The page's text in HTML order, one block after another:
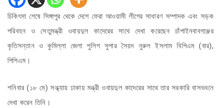
চিকিৎসা শেষে সিঙ্গাপুর থেকে দেশে ফেরা আওয়ামী লীগের সাধারণ সম্পাদক এবং সড়ক
পরিবহন ও সেতুমন্ত্রী ওবায়দুল কাদেরের সাথে দেখা করেছেন চাঁপাইনবাবগঞ্জের
কৃতিসন্তান ও কুমিল্লা জেলা পুলিশ সুপার সৈয়দ নুরুল ইসলাম বিপিএম (বার),
পিপিএম।
শনিবার (১৮ মে) সন্ধ্যায় ঢাকায় মন্ত্রী ওবায়দুল কাদেরের সাথে তার সরকারি বাসভবনে
দেখা করেন তিনি।